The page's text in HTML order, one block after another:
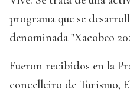
programa que se
denominada "Xacobeo
Fueron recibidos en la
concelleiro de Turismo,